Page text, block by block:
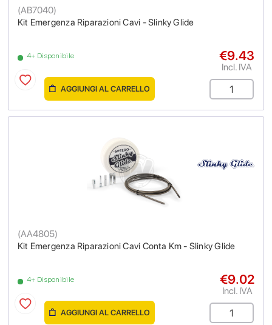
Kit Emergenza Riparazioni Cavi - Slinky Glide
(AB7040)
4+ Disponibile €9.43
Incl. IVA
AGGIUNGI AL CARRELLO
Kit Emergenza Riparazioni Cavi Conta Km - Slinky Glide
(AA4805)
4+ Disponibile €9.02
Incl. IVA
AGGIUNGI AL CARRELLO